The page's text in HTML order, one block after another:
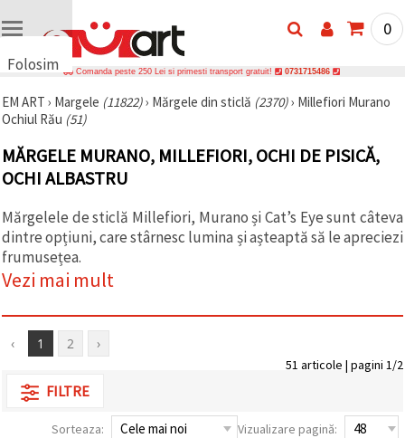
Folosim
uri
🍪 Folosim
cookie-uri
și
tehnologii
similare
asigura
funcționarea
corectă a
site-ului,
pentru a vă
îmbunătăți
și, cu
acordul
dumneavoastră,
pentru a
traficul și a
afișa
0
Comanda peste 250 Lei si primesti transport gratuit! 0731715486
EM ART › Margele (11822)› Mărgele din sticlă (2370)› Millefiori Murano
Ochiul Rău (51)
MĂRGELE MURANO, MILLEFIORI, OCHI DE PISICĂ,
OCHI ALBASTRU
Mărgelele de sticlă Millefiori, Murano și Cat’s Eye sunt câteva
dintre opțiuni, care stârnesc lumina și așteaptă să le apreciezi
frumusețea.
Vezi mai mult
‹ 1 2 ›
51 articole | pagini 1/2
FILTRE
Sorteaza: Vizualizare pagină: